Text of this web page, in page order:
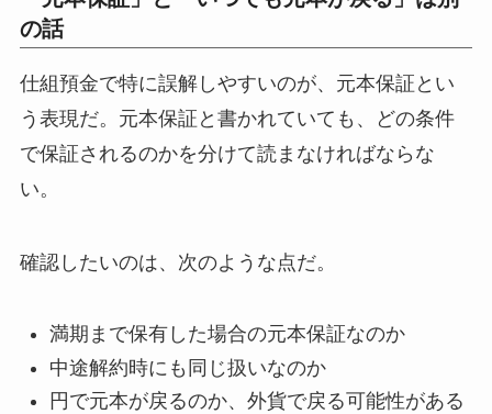
の話
仕組預金で特に誤解しやすいのが、元本保証とい
う表現だ。元本保証と書かれていても、どの条件
で保証されるのかを分けて読まなければならな
い。
確認したいのは、次のような点だ。
満期まで保有した場合の元本保証なのか
中途解約時にも同じ扱いなのか
円で元本が戻るのか、外貨で戻る可能性がある